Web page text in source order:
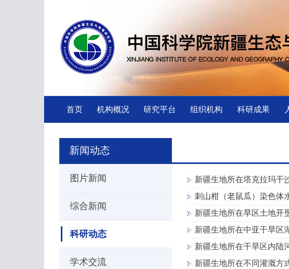
首页 机构概况 研究平台 组织机构 科研成果
新闻动态
图片新闻
综合新闻
科研动态
学术交流
新疆生地所在塔克拉玛干
刺山柑（老鼠瓜）染色体
新疆生地所在旱区土地开
新疆生地所在中亚干旱区
新疆生地所在干旱区内陆
新疆生地所在不同灌溉方